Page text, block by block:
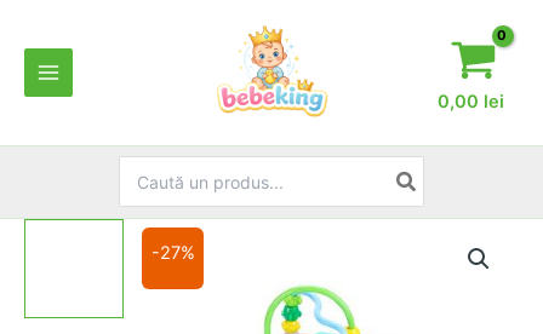
content
0,00 lei
for:
-27%